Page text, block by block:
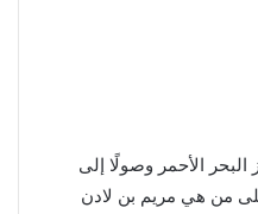
الأحمر وصولًا إلى
من هي مريم بن لادن